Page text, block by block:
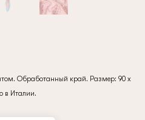
Обработанный край. Размер: 90 x
в Италии.